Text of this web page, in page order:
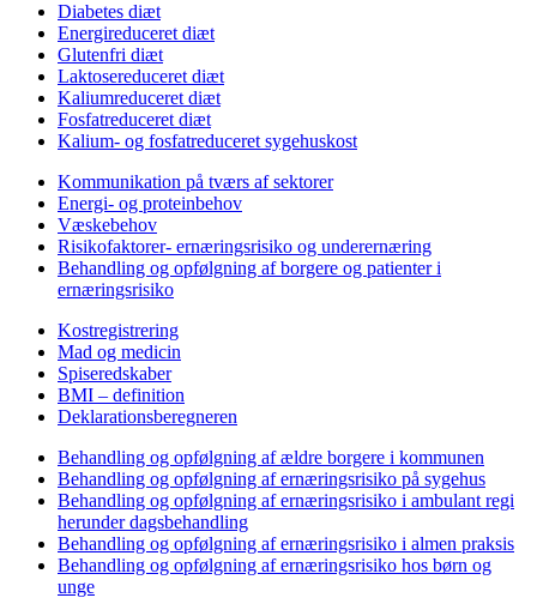
Diabetes diæt
Energireduceret diæt
Glutenfri diæt
Laktosereduceret diæt
Kaliumreduceret diæt
Fosfatreduceret diæt
Kalium- og fosfatreduceret sygehuskost
Kommunikation på tværs af sektorer
Energi- og proteinbehov
Væskebehov
Risikofaktorer- ernæringsrisiko og underernæring
Behandling og opfølgning af borgere og patienter i
ernæringsrisiko
Kostregistrering
Mad og medicin
Spiseredskaber
BMI – definition
Deklarationsberegneren
Behandling og opfølgning af ældre borgere i kommunen
Behandling og opfølgning af ernæringsrisiko på sygehus
Behandling og opfølgning af ernæringsrisiko i ambulant regi
herunder dagsbehandling
Behandling og opfølgning af ernæringsrisiko i almen praksis
Behandling og opfølgning af ernæringsrisiko hos børn og
unge